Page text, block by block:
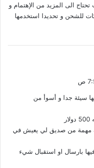
الى المزيد من الإهتمام و
للشحن و تحديدا استخدمها
سيئة جدا و أسوأ من
مهمة من صديق لي يعيش في
بارسال او استقبال شيء